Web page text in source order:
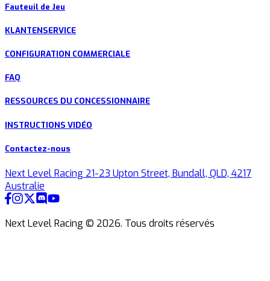
Fauteuil de Jeu
KLANTENSERVICE
CONFIGURATION COMMERCIALE
FAQ
RESSOURCES DU CONCESSIONNAIRE
INSTRUCTIONS VIDÉO
Contactez-nous
Next Level Racing 21-23 Upton Street, Bundall, QLD, 4217
Australie
Next Level Racing © 2026. Tous droits réservés